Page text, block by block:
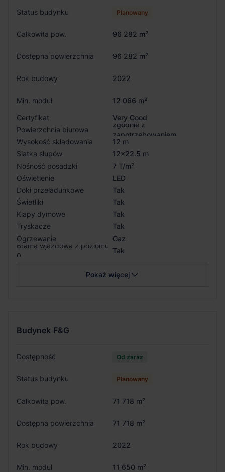
Status budynku Planowany
Całkowita pow. 96 282 m²
Dostępna powierzchnia 96 282 m²
Rok budowy 2022
Min. moduł
12 066 m²
Certyfikat
Very Good
Powierzchnia biurowa
zgodnie z
zapotrzebowaniem
Wysokość składowania
12 m
Siatka słupów
12x22.5 m
Nośność posadzki
7 T/m²
Oświetlenie
LED
Doki przeładunkowe
Tak
Świetliki
Tak
Klapy dymowe
Tak
Tryskacze
Tak
Ogrzewanie
Gaz
Brama wjazdowa z poziomu
0
Tak
Pokaż więcej
Budynek F&G
Dostępność Od zaraz
Status budynku Planowany
Całkowita pow. 71 718 m²
Dostępna powierzchnia 71 718 m²
Rok budowy 2022
Min. moduł
11 650 m²